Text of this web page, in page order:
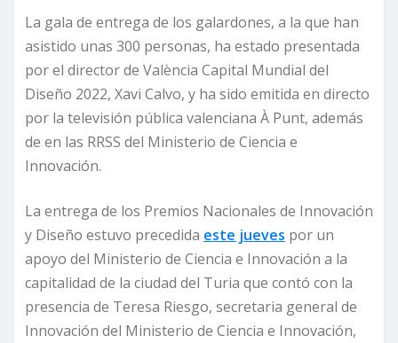
La gala de entrega de los galardones, a la que han
asistido unas 300 personas, ha estado presentada
por el director de València Capital Mundial del
Diseño 2022, Xavi Calvo, y ha sido emitida en directo
por la televisión pública valenciana À Punt, además
de en las RRSS del Ministerio de Ciencia e
Innovación.
La entrega de los Premios Nacionales de Innovación
y Diseño estuvo precedida este jueves por un
apoyo del Ministerio de Ciencia e Innovación a la
capitalidad de la ciudad del Turia que contó con la
presencia de Teresa Riesgo, secretaria general de
Innovación del Ministerio de Ciencia e Innovación,